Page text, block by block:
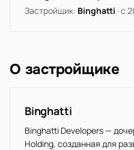
Застройщик: Binghatti · с
О застройщике
Binghatti
Binghatti Developers —
Holding, созданная для